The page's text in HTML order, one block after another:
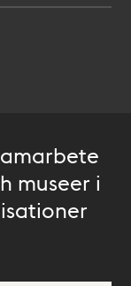
museer i